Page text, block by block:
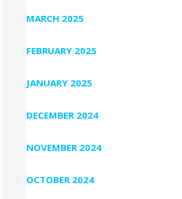
MARCH 2025
FEBRUARY 2025
JANUARY 2025
DECEMBER 2024
NOVEMBER 2024
OCTOBER 2024